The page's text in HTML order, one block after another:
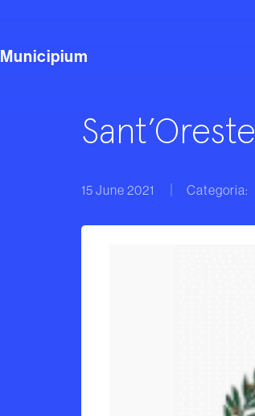
Municipium
Sant’Oreste
15 June 2021 Categoria: